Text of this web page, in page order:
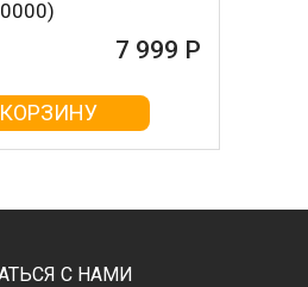
7 999 Р
С НАМИ